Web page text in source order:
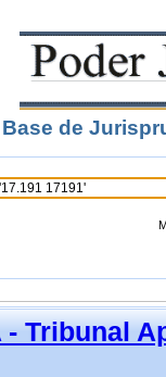
Base de
- Tribunal